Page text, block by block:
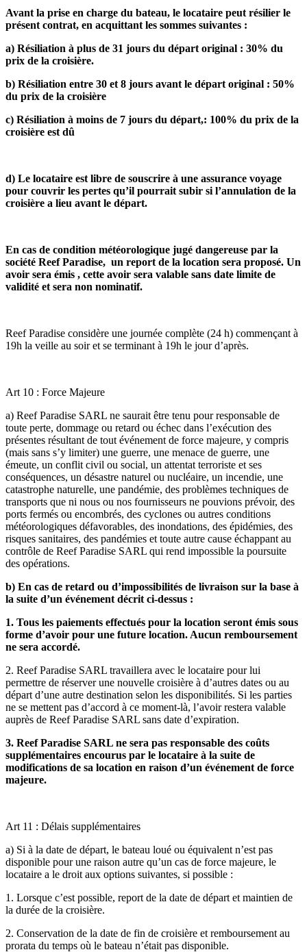
Avant la prise en charge du bateau, le locataire peut résilier le
présent contrat, en acquittant les sommes suivantes :
a) Résiliation à plus de 31 jours du départ original : 30% du
prix de la croisière.
b) Résiliation entre 30 et 8 jours avant le départ original : 50%
du prix de la croisière
c) Résiliation à moins de 7 jours du départ,: 100% du prix de la
croisière est dû
d) Le locataire est libre de souscrire à une assurance voyage
pour couvrir les pertes qu’il pourrait subir si l’annulation de la
croisière a lieu avant le départ.
En cas de condition météorologique jugé dangereuse par la
société Reef Paradise, un report de la location sera proposé. Un
avoir sera émis , cette avoir sera valable sans date limite de
validité et sera non nominatif.
Reef Paradise considère une journée complète (24 h) commençant à
19h la veille au soir et se terminant à 19h le jour d’après.
Art 10 : Force Majeure
a) Reef Paradise SARL ne saurait être tenu pour responsable de
toute perte, dommage ou retard ou échec dans l’exécution des
présentes résultant de tout événement de force majeure, y compris
(mais sans s’y limiter) une guerre, une menace de guerre, une
émeute, un conflit civil ou social, un attentat terroriste et ses
conséquences, un désastre naturel ou nucléaire, un incendie, une
catastrophe naturelle, une pandémie, des problèmes techniques de
transports que ni nous ou nos fournisseurs ne pouvions prévoir, des
ports fermés ou encombrés, des cyclones ou autres conditions
météorologiques défavorables, des inondations, des épidémies, des
risques sanitaires, des pandémies et toute autre cause échappant au
contrôle de Reef Paradise SARL qui rend impossible la poursuite
des opérations.
b) En cas de retard ou d’impossibilités de livraison sur la base à
la suite d’un événement décrit ci-dessus :
1. Tous les paiements effectués pour la location seront émis sous
forme d’avoir pour une future location. Aucun remboursement
ne sera accordé.
2. Reef Paradise SARL travaillera avec le locataire pour lui
permettre de réserver une nouvelle croisière à d’autres dates ou au
départ d’une autre destination selon les disponibilités. Si les parties
ne se mettent pas d’accord à ce moment-là, l’avoir restera valable
auprès de Reef Paradise SARL sans date d’expiration.
3. Reef Paradise SARL ne sera pas responsable des coûts
supplémentaires encourus par le locataire à la suite de
modifications de sa location en raison d’un événement de force
majeure.
Art 11 : Délais supplémentaires
a) Si à la date de départ, le bateau loué ou équivalent n’est pas
disponible pour une raison autre qu’un cas de force majeure, le
locataire a le droit aux options suivantes, si possible :
1. Lorsque c’est possible, report de la date de départ et maintien de
la durée de la croisière.
2. Conservation de la date de fin de croisière et remboursement au
prorata du temps où le bateau n’était pas disponible.